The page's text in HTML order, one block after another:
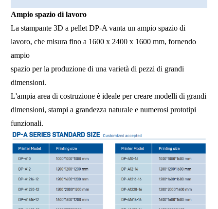
Ampio spazio di lavoro
La stampante 3D a pellet DP-A vanta un ampio spazio di
lavoro, che misura fino a 1600 x 2400 x 1600 mm, fornendo
ampio
spazio per la produzione di una varietà di pezzi di grandi
dimensioni.
L'ampia area di costruzione è ideale per creare modelli di grandi
dimensioni, stampi a grandezza naturale e numerosi prototipi
funzionali.